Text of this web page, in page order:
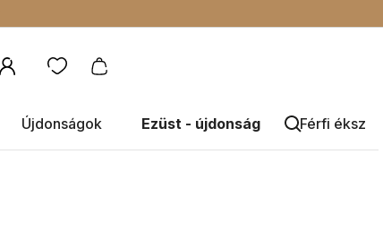
Újdonságok Ezüst - újdonság Férfi